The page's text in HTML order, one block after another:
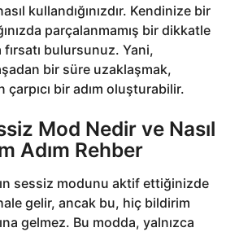
kullandığınızdır. Kendinize bir
parçalanmamış bir dikkatle
bulursunuz. Yani,
bir süre uzaklaşmak,
çarpıcı bir adım oluşturabilir.
Mod Nedir ve Nasıl
Adım Rehber
sessiz modunu aktif ettiğinizde
gelir, ancak bu, hiç bildirim
gelmez. Bu modda, yalnızca